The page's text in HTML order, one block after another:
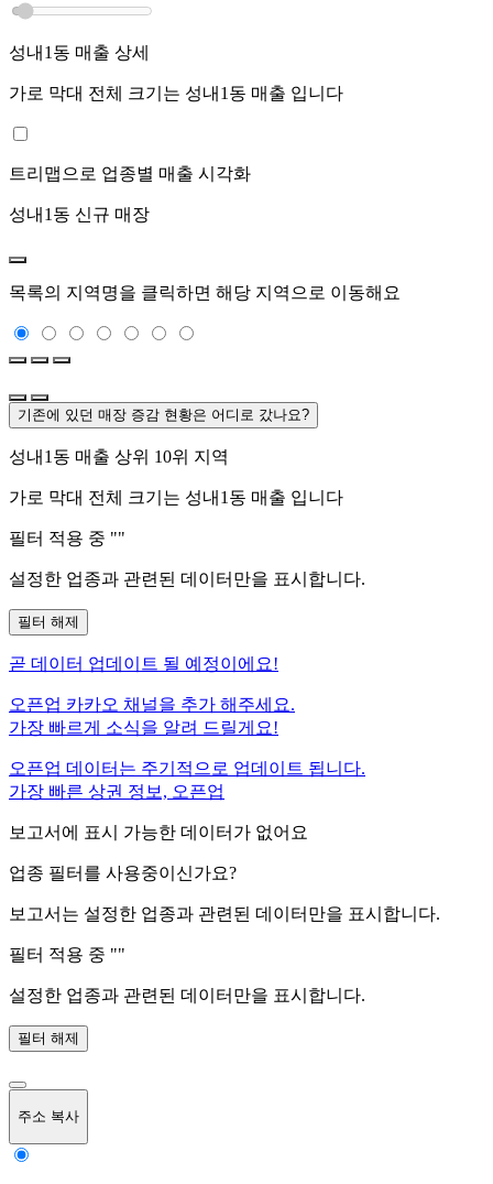
성내1동 매출 상세
가로 막대 전체 크기는 성내1동 매출 입니다
트리맵으로 업종별 매출 시각화
성내1동 신규 매장
목록의 지역명을 클릭하면 해당 지역으로 이동해요
기존에 있던 매장 증감 현황은 어디로 갔나요?
성내1동 매출 상위 10위 지역
가로 막대 전체 크기는 성내1동 매출 입니다
필터 적용 중 ""
설정한 업종과 관련된 데이터만을 표시합니다.
필터 해제
곧 데이터 업데이트 될 예정이에요!
오픈업 카카오 채널을 추가 해주세요.
가장 빠르게 소식을 알려 드릴게요!
오픈업 데이터는 주기적으로 업데이트 됩니다.
가장 빠른 상권 정보, 오픈업
보고서에 표시 가능한 데이터가 없어요
업종 필터를 사용중이신가요?
보고서는 설정한 업종과 관련된 데이터만을 표시합니다.
필터 적용 중 ""
설정한 업종과 관련된 데이터만을 표시합니다.
필터 해제
주소 복사